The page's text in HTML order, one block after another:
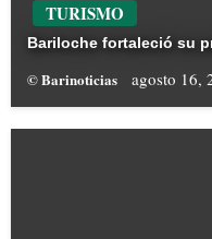
TURISMO
Bariloche fortaleció su
© Barinoticias agosto 16,